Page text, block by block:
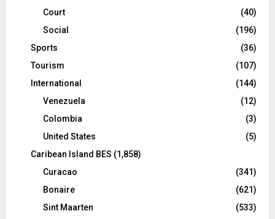
Court
(40)
Social
(196)
Sports
(36)
Tourism
(107)
International
(144)
Venezuela
(12)
Colombia
(3)
United States
(5)
Caribean Island BES (1,858)
Curacao
(341)
Bonaire
(621)
Sint Maarten
(533)